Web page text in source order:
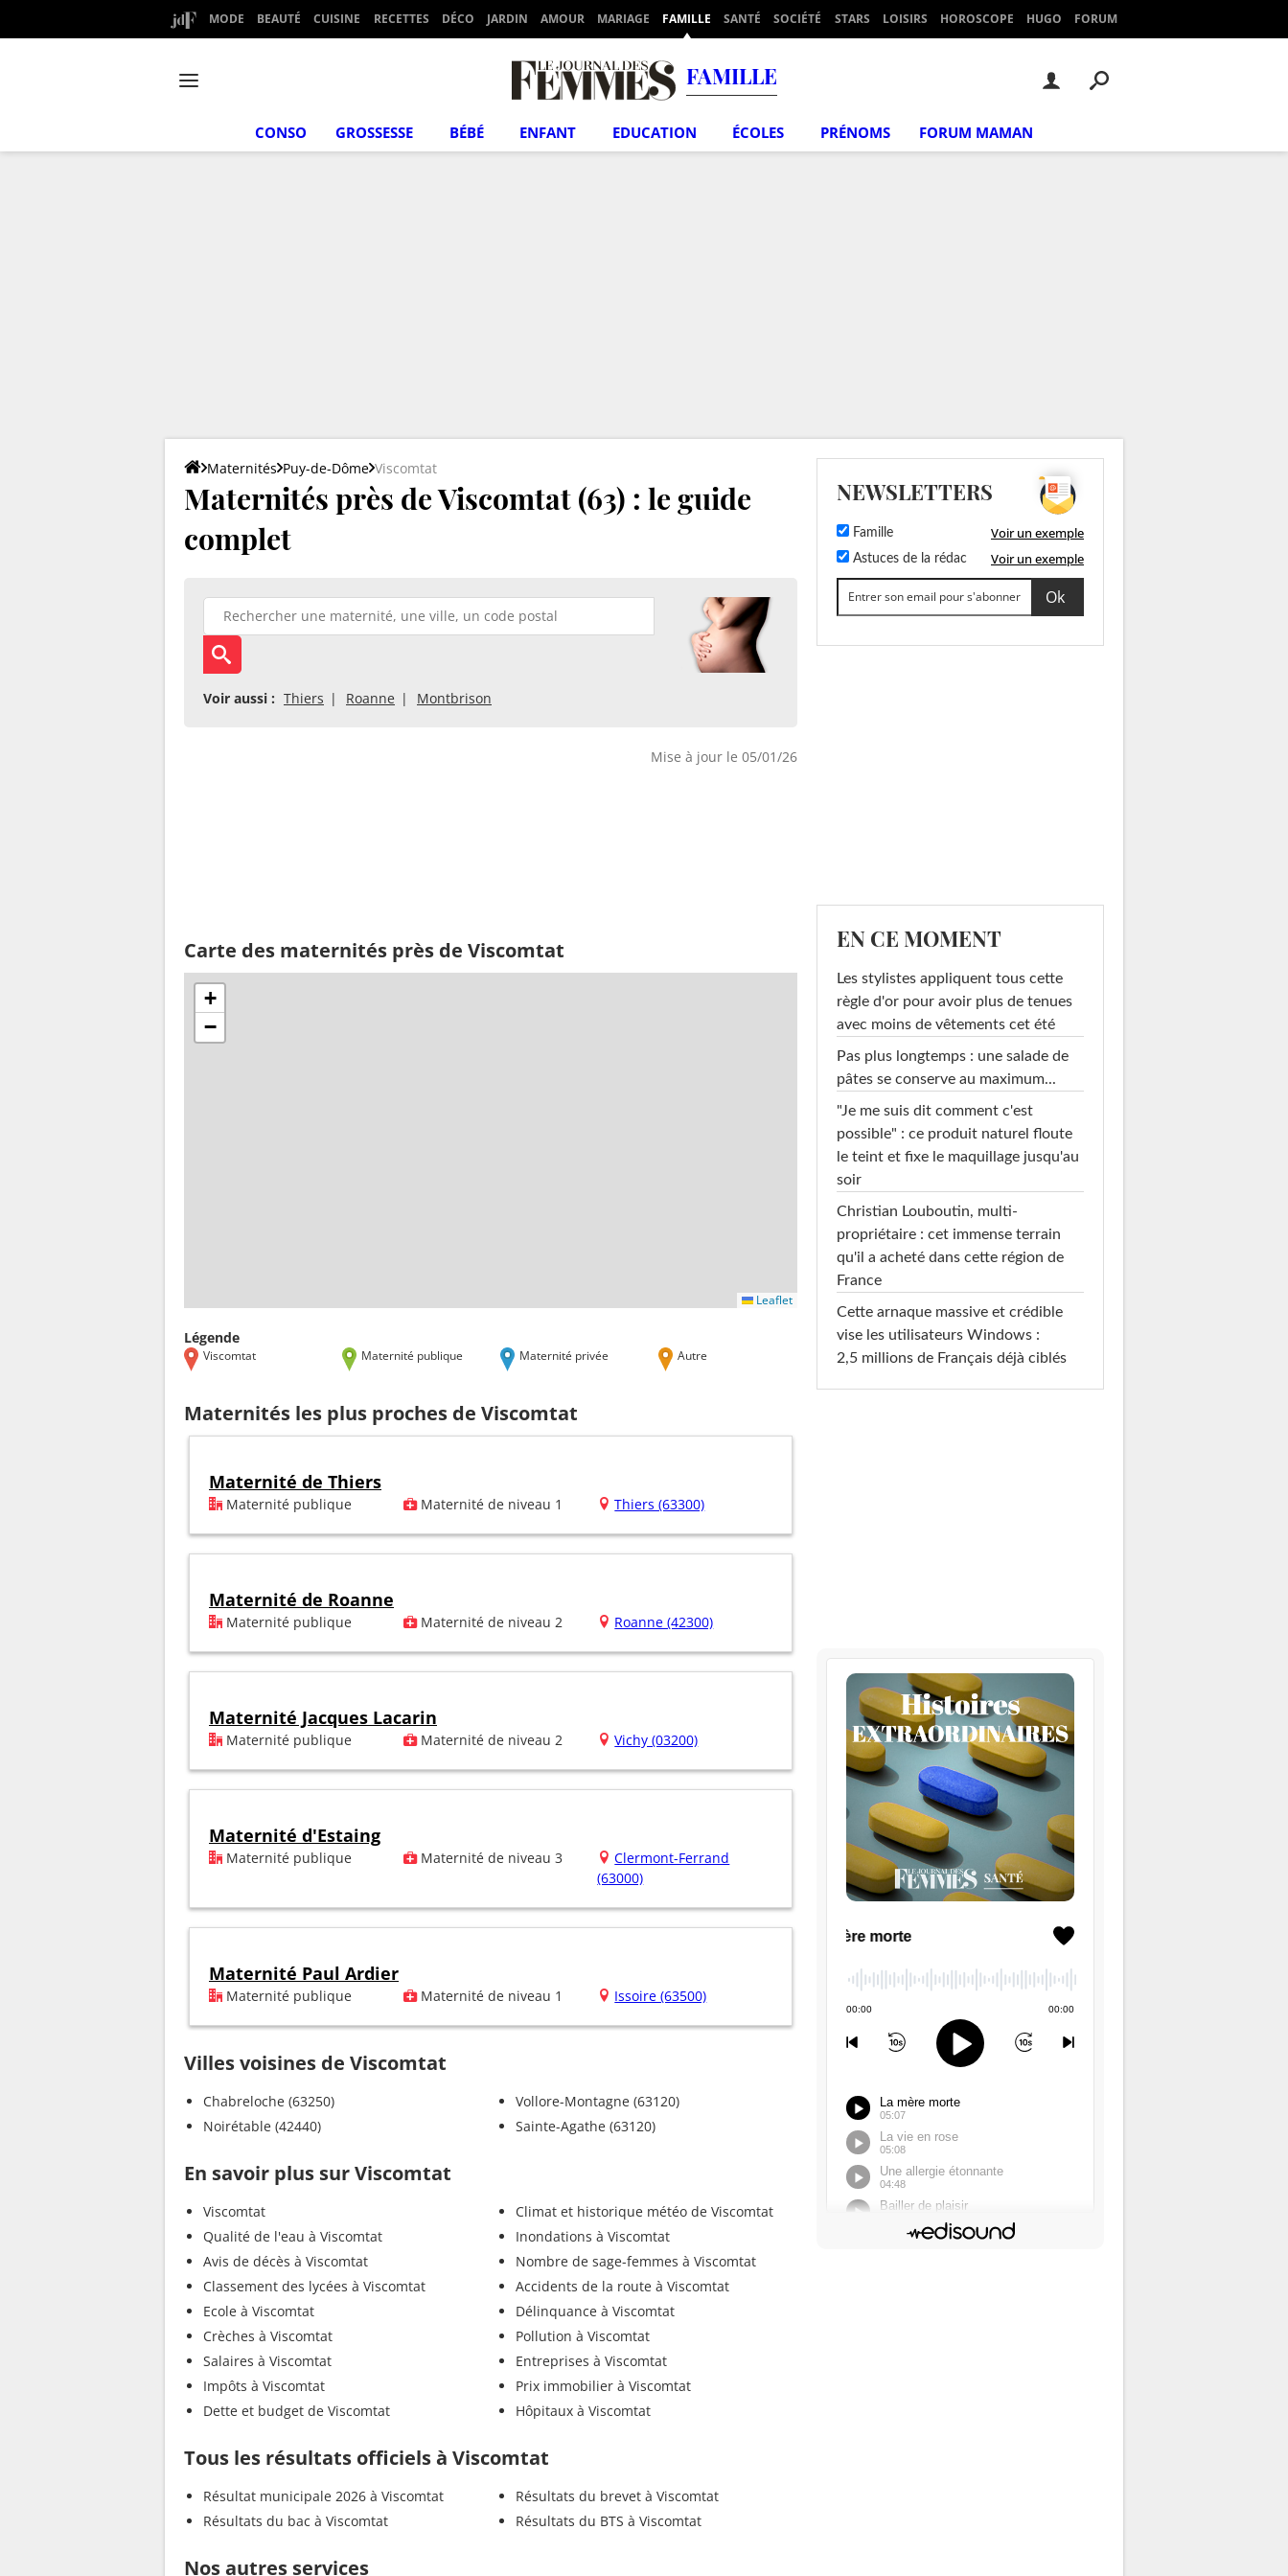
MODE BEAUTÉ CUISINE RECETTES DÉCO JARDIN AMOUR MARIAGE FAMILLE SANTÉ SOCIÉTÉ STARS LOISIRS HOROSCOPE HUGO FORUM
FAMILLE
CONSO GROSSESSE BÉBÉ ENFANT EDUCATION ÉCOLES PRÉNOMS FORUM MAMAN
Maternités Puy-de-Dôme Viscomtat
Maternités près de Viscomtat (63) : le guide
complet
Voir aussi : Thiers Roanne Montbrison
Mise à jour le 05/01/26
Carte des maternités près de Viscomtat
+
−
Leaflet
Légende
Viscomtat Maternité publique Maternité privée Autre
Maternités les plus proches de Viscomtat
Maternité de Thiers
Maternité publique Maternité de niveau 1 Thiers (63300)
Maternité de Roanne
Maternité publique Maternité de niveau 2 Roanne (42300)
Maternité Jacques Lacarin
Maternité publique Maternité de niveau 2 Vichy (03200)
Maternité d'Estaing
Maternité publique Maternité de niveau 3
Clermont-Ferrand
(63000)
Maternité Paul Ardier
Maternité publique Maternité de niveau 1 Issoire (63500)
Villes voisines de Viscomtat
Chabreloche (63250)
Noirétable (42440)
Vollore-Montagne (63120)
Sainte-Agathe (63120)
En savoir plus sur Viscomtat
Viscomtat
Qualité de l'eau à Viscomtat
Avis de décès à Viscomtat
Classement des lycées à Viscomtat
Ecole à Viscomtat
Crèches à Viscomtat
Salaires à Viscomtat
Impôts à Viscomtat
Dette et budget de Viscomtat
Climat et historique météo de Viscomtat
Inondations à Viscomtat
Nombre de sage-femmes à Viscomtat
Accidents de la route à Viscomtat
Délinquance à Viscomtat
Pollution à Viscomtat
Entreprises à Viscomtat
Prix immobilier à Viscomtat
Hôpitaux à Viscomtat
Tous les résultats officiels à Viscomtat
Résultat municipale 2026 à Viscomtat
Résultats du bac à Viscomtat
Résultats du brevet à Viscomtat
Résultats du BTS à Viscomtat
Nos autres services
NEWSLETTERS
Famille Voir un exemple
Astuces de la rédac Voir un exemple
EN CE MOMENT
Les stylistes appliquent tous cette
règle d'or pour avoir plus de tenues
avec moins de vêtements cet été
Pas plus longtemps : une salade de
pâtes se conserve au maximum...
"Je me suis dit comment c'est
possible" : ce produit naturel floute
le teint et fixe le maquillage jusqu'au
soir
Christian Louboutin, multi-
propriétaire : cet immense terrain
qu'il a acheté dans cette région de
France
Cette arnaque massive et crédible
vise les utilisateurs Windows :
2,5 millions de Français déjà ciblés